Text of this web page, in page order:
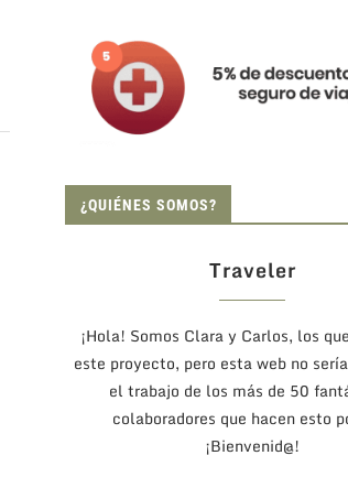
¿QUIÉNES SOMOS?
Traveler
¡Hola! Somos Clara y Carlos, los
este proyecto, pero esta web no
el trabajo de los más de 50
colaboradores que hacen esto
¡Bienvenid@!